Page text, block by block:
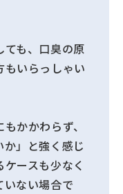
も、口臭の原
いらっしゃい
かかわらず、
か」と強く感じ
ースも少なく
いない場合で